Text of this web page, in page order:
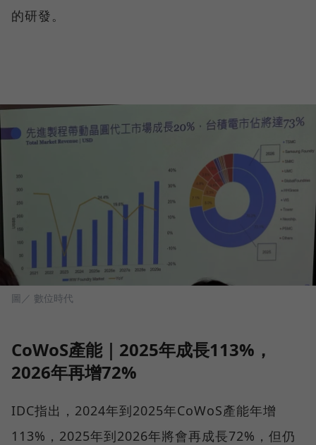
的研發。
圖／ 數位時代
CoWoS產能｜2025年成長113%，
2026年再增72%
IDC指出，2024年到2025年CoWoS產能年增
113%，2025年到2026年將會再成長72%，但仍